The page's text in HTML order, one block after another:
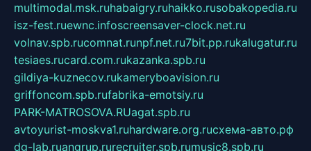
multimodal.msk.ruhabaigry.ruhaikko.rusobakopedia.ru
isz-fest.ruewnc.infoscreensaver-clock.net.ru
volnav.spb.rucomnat.runpf.net.ru7bit.pp.rukalugatur.ru
tesiaes.rucard.com.rukazanka.spb.ru
gildiya-kuznecov.rukameryboavision.ru
griffoncom.spb.rufabrika-emotsiy.ru
PARK-MATROSOVA.RUagat.spb.ru
avtoyurist-moskva1.ruhardware.org.ruсхема-авто.рф
dg-lab.ruangrup.rurecruiter.spb.rumusic8.spb.ru